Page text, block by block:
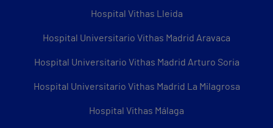
Hospital Vithas Lleida
Hospital Universitario Vithas Madrid Aravaca
Hospital Universitario Vithas Madrid Arturo Soria
Hospital Universitario Vithas Madrid La Milagrosa
Hospital Vithas Málaga